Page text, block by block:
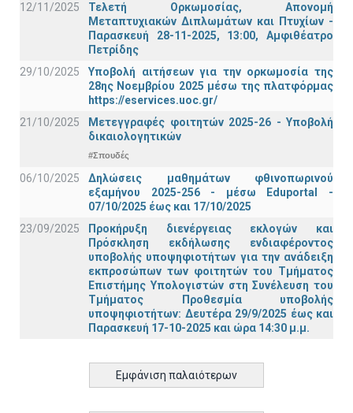
12/11/2025
Τελετή Ορκωμοσίας, Απονομή
Μεταπτυχιακών Διπλωμάτων και Πτυχίων -
Παρασκευή 28-11-2025, 13:00, Αμφιθέατρο
Πετρίδης
29/10/2025
Υποβολή αιτήσεων για την ορκωμοσία της
28ης Νοεμβρίου 2025 μέσω της πλατφόρμας
https://eservices.uoc.gr/
21/10/2025
Μετεγγραφές φοιτητών 2025-26 - Υποβολή
δικαιολογητικών
#Σπουδές
06/10/2025
Δηλώσεις μαθημάτων φθινοπωρινού
εξαμήνου 2025-256 - μέσω Εduportal -
07/10/2025 έως και 17/10/2025
23/09/2025
Προκήρυξη διενέργειας εκλογών και
Πρόσκληση εκδήλωσης ενδιαφέροντος
υποβολής υποψηφιοτήτων για την ανάδειξη
εκπροσώπων των φοιτητών του Τμήματος
Επιστήμης Υπολογιστών στη Συνέλευση του
Τμήματος Προθεσμία υποβολής
υποψηφιοτήτων: Δευτέρα 29/9/2025 έως και
Παρασκευή 17-10-2025 και ώρα 14:30 μ.μ.
Εμφάνιση παλαιότερων